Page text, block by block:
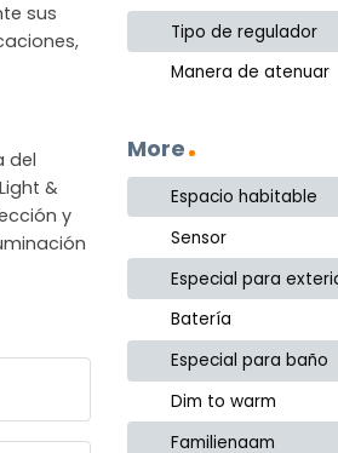
sus
del
&
y
Tipo de regulador
Manera de atenuar
More
Espacio habitable
Sensor
Especial para
Batería
Especial para baño
Dim to warm
Familienaam